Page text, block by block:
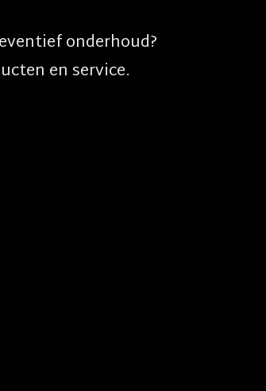
onderhoud?
en service.